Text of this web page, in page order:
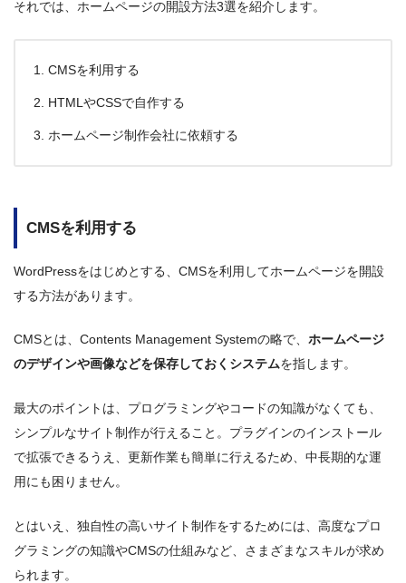
それでは、ホームページの開設方法3選を紹介します。
CMSを利用する
HTMLやCSSで自作する
ホームページ制作会社に依頼する
CMSを利用する
WordPressをはじめとする、CMSを利用してホームページを開設
する方法があります。
CMSとは、Contents Management Systemの略で、 ホームページ
のデザインや画像などを保存しておくシステムを指します。
最大のポイントは、プログラミングやコードの知識がなくても、
シンプルなサイト制作が行えること。プラグインのインストール
で拡張できるうえ、更新作業も簡単に行えるため、中長期的な運
用にも困りません。
とはいえ、独自性の高いサイト制作をするためには、高度なプロ
グラミングの知識やCMSの仕組みなど、さまざまなスキルが求め
られます。